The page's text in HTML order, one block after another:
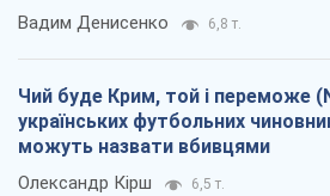
Вадим Денисенко 6,8 т.
Чий буде Крим, той і переможе
українських футбольних
можуть назвати вбивцями
Олександр Кірш 6,5 т.